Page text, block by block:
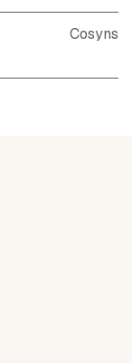
Cosyns